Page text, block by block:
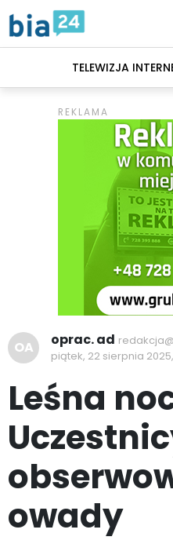
TELEWIZJA
OA oprac. ad
piątek, 22 sierpnia
Leśna
owady